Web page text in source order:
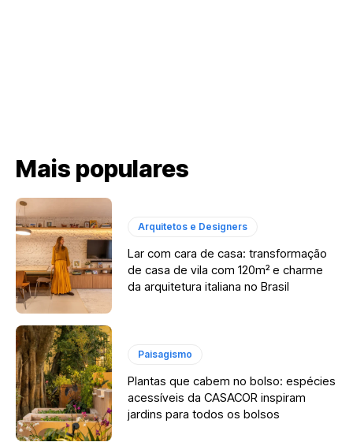
Mais populares
Arquitetos e Designers
Lar com cara de casa: transformação
de casa de vila com 120m² e charme
da arquitetura italiana no Brasil
Paisagismo
Plantas que cabem no bolso: espécies
acessíveis da CASACOR inspiram
jardins para todos os bolsos